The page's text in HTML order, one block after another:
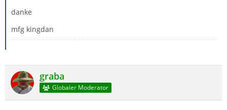
danke
mfg kingdan
graba
Globaler Moderator